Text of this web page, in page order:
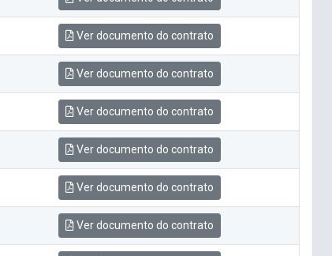
Ver documento do contrato
Ver documento do contrato
Ver documento do contrato
Ver documento do contrato
Ver documento do contrato
Ver documento do contrato